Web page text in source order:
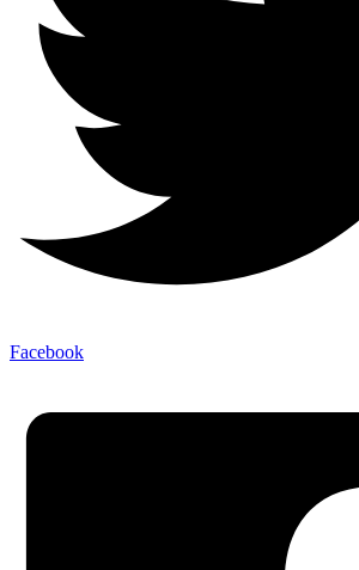
Facebook